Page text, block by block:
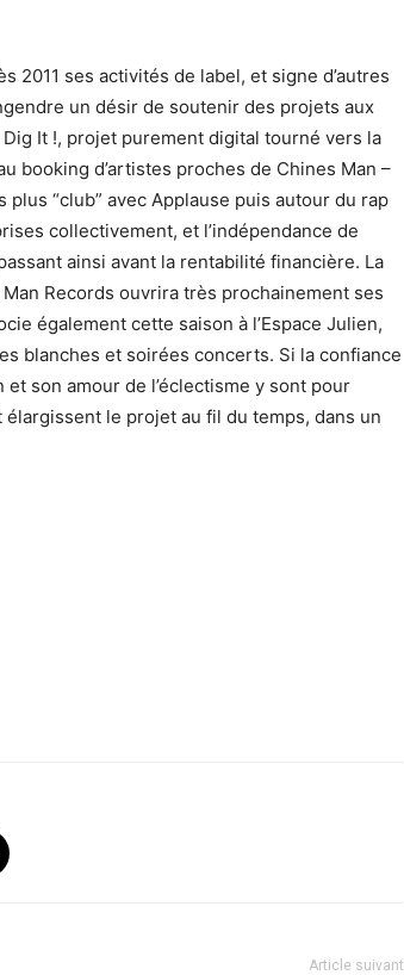
2011 ses activités de label, et signe d’autres
un désir de soutenir des projets aux
It !, projet purement digital tourné vers la
booking d’artistes proches de Chines Man –
“club” avec Applause puis autour du rap
collectivement, et l’indépendance de
ainsi avant la rentabilité financière. La
Records ouvrira très prochainement ses
également cette saison à l’Espace Julien,
blanches et soirées concerts. Si la confiance
son amour de l’éclectisme y sont pour
le projet au fil du temps, dans un
Article suivant